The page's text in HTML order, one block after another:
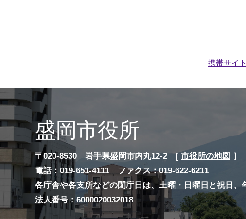
携帯サイト
盛岡市役所
〒020-8530 岩手県盛岡市内丸12-2 [ 市役所の地図 ］
電話：019-651-4111 ファクス：019-622-6211
各庁舎や各支所などの閉庁日は、土曜・日曜日と祝日、
法人番号：6000020032018